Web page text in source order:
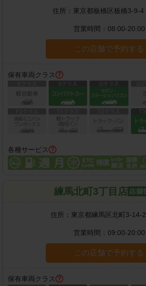
住所： 東京都板橋区板橋3-9-4
営業時間： 08:00-20:00
この店舗で予約する
保有車両クラス
各種サービス
練馬北町3丁目店
住所： 東京都練馬区北町3-14-2
営業時間： 09:00-20:00
この店舗で予約する
保有車両クラス